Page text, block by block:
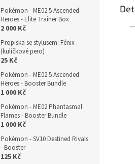
Pokémon - ME02.5 Ascended
Heroes - Elite Trainer Box
2 000 Kč
Propiska se stylusem: Fénix
(kuličkové pero)
25 Kč
Pokémon - ME02.5 Ascended
Heroes - Booster Bundle
1 000 Kč
Pokémon - ME02 Phantasmal
Flames - Booster Bundle
1 000 Kč
Pokémon - SV10 Destined Rivals
- Booster
125 Kč